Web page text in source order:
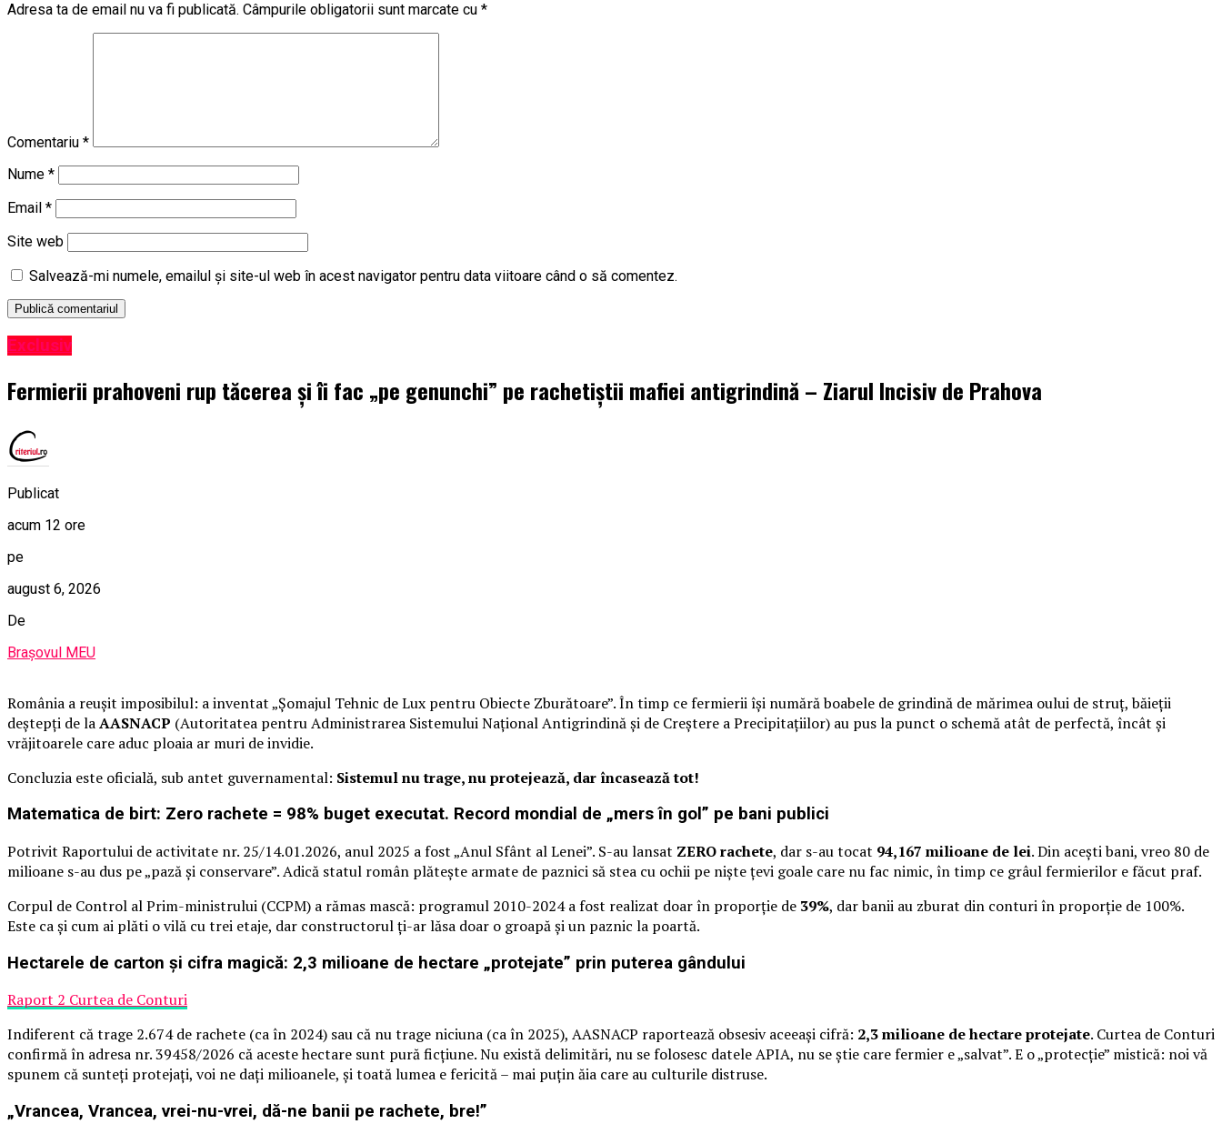
Adresa ta de email nu va fi publicată. Câmpurile obligatorii sunt marcate cu *
Comentariu *
Nume *
Email *
Site web
Salvează-mi numele, emailul și site-ul web în acest navigator pentru data viitoare când o să comentez.
Exclusiv
Fermierii prahoveni rup tăcerea și îi fac „pe genunchi” pe rachetiștii mafiei antigrindină – Ziarul Incisiv de Prahova
Publicat
acum 12 ore
pe
august 6, 2026
De
Brașovul MEU
România a reușit imposibilul: a inventat „Șomajul Tehnic de Lux pentru Obiecte Zburătoare”. În timp ce fermierii își numără boabele de grindină de mărimea oului de struț, băieții
deștepți de laAASNACP (Autoritatea pentru Administrarea Sistemului Național Antigrindină și de Creștere a Precipitațiilor) au pus la punct o schemă atât de perfectă, încât și
vrăjitoarele care aduc ploaia ar muri de invidie.
Concluzia este oficială, sub antet guvernamental: Sistemul nu trage, nu protejează, dar încasează tot!
Matematica de birt: Zero rachete = 98% buget executat. Record mondial de „mers în gol” pe bani publici
Potrivit Raportului de activitate nr. 25/14.01.2026, anul 2025 a fost „Anul Sfânt al Lenei”. S-au lansat ZERO rachete, dar s-au tocat 94,167 milioane de lei. Din acești bani, vreo 80 de
milioane s-au dus pe „pază și conservare”. Adică statul român plătește armate de paznici să stea cu ochii pe niște țevi goale care nu fac nimic, în timp ce grâul fermierilor e făcut praf.
Corpul de Control al Prim-ministrului (CCPM) a rămas mască: programul 2010-2024 a fost realizat doar în proporție de 39%, dar banii au zburat din conturi în proporție de 100%.
Este ca și cum ai plăti o vilă cu trei etaje, dar constructorul ți-ar lăsa doar o groapă și un paznic la poartă.
Hectarele de carton și cifra magică: 2,3 milioane de hectare „protejate” prin puterea gândului
Raport 2 Curtea de Conturi
Indiferent că trage 2.674 de rachete (ca în 2024) sau că nu trage niciuna (ca în 2025), AASNACP raportează obsesiv aceeași cifră: 2,3 milioane de hectare protejate. Curtea de Conturi
confirmă în adresa nr. 39458/2026 că aceste hectare sunt pură ficțiune. Nu există delimitări, nu se folosesc datele APIA, nu se știe care fermier e „salvat”. E o „protecție” mistică: noi vă
spunem că sunteți protejați, voi ne dați milioanele, și toată lumea e fericită – mai puțin ăia care au culturile distruse.
„Vrancea, Vrancea, vrei-nu-vrei, dă-ne banii pe rachete, bre!”